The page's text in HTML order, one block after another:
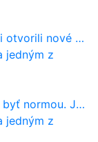
ktoré to sú?
jedným z
stojí priemerne 1251 eur!
jedným z